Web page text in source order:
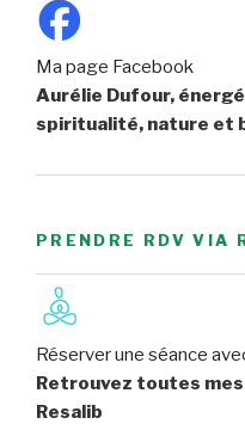
Ma page Facebook
Aurélie Dufour,
spiritualité, nature et
PRENDRE RDV VIA
Réserver une séance
Retrouvez toutes
Resalib